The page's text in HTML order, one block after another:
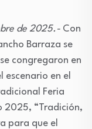
de 2025.- Con
Barraza se
congregaron en
escenario en el
Feria
2025, “Tradición,
para que el